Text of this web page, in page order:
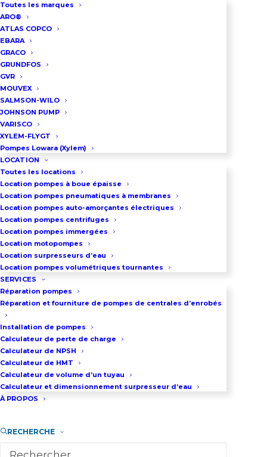
Toutes les marques
ARO®
ATLAS COPCO
EBARA
GRACO
GRUNDFOS
GVR
MOUVEX
SALMSON-WILO
JOHNSON PUMP
VARISCO
XYLEM-FLYGT
Pompes Lowara (Xylem)
LOCATION
Toutes les locations
Location pompes à boue épaisse
Location pompes pneumatiques à membranes
Location pompes auto-amorçantes électriques
Location pompes centrifuges
Location pompes immergées
Location motopompes
Location surpresseurs d’eau
Location pompes volumétriques tournantes
SERVICES
Réparation pompes
Réparation et fourniture de pompes de centrales d’enrobés
Installation de pompes
Calculateur de perte de charge
Calculateur de NPSH
Calculateur de HMT
Calculateur de volume d’un tuyau
Calculateur et dimensionnement surpresseur d’eau
À PROPOS
RECHERCHE
DEMANDEZ UN DEVIS
Téléchargez la Notice
Technique de la pompe